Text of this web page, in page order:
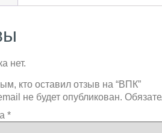
нет.
кто оставил отзыв на “ВПК”
не будет опубликован.
*